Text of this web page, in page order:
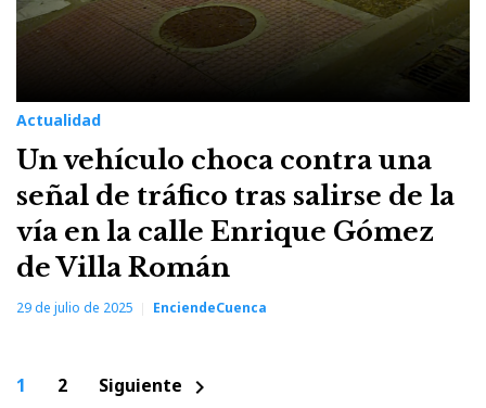
Actualidad
Un vehículo choca contra una
señal de tráfico tras salirse de la
vía en la calle Enrique Gómez
de Villa Román
29 de julio de 2025 EnciendeCuenca
Paginación
1 2 Siguiente chevron_right